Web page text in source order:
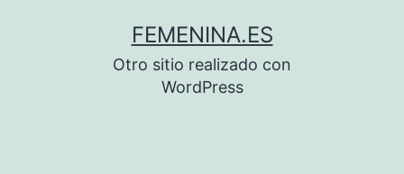
FEMENINA.ES
Otro sitio realizado con
WordPress